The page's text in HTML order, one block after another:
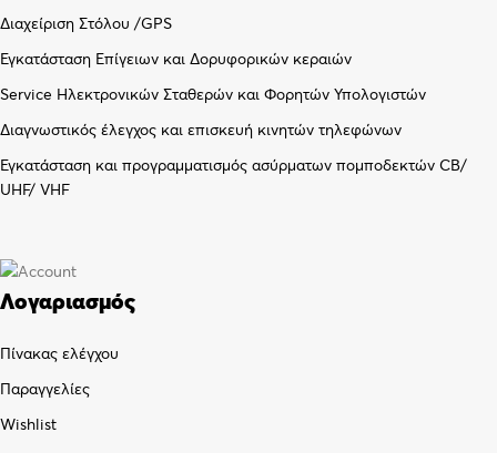
Διαχείριση Στόλου /GPS
Εγκατάσταση Επίγειων και Δορυφορικών κεραιών
Service Ηλεκτρονικών Σταθερών και Φορητών Υπολογιστών
Διαγνωστικός έλεγχος και επισκευή κινητών τηλεφώνων
Εγκατάσταση και προγραμματισμός ασύρματων πομποδεκτών CB/
UHF/ VHF
Λογαριασμός
Πίνακας ελέγχου
Παραγγελίες
Wishlist